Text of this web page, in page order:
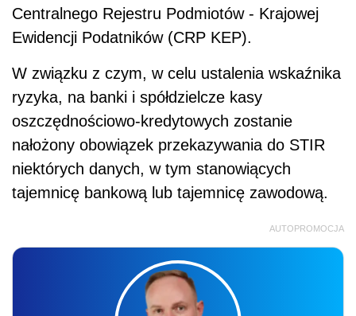
Centralnego Rejestru Podmiotów - Krajowej
Ewidencji Podatników (CRP KEP).
W związku z czym, w celu ustalenia wskaźnika
ryzyka, na banki i spółdzielcze kasy
oszczędnościowo-kredytowych zostanie
nałożony obowiązek przekazywania do STIR
niektórych danych, w tym stanowiących
tajemnicę bankową lub tajemnicę zawodową.
AUTOPROMOCJA